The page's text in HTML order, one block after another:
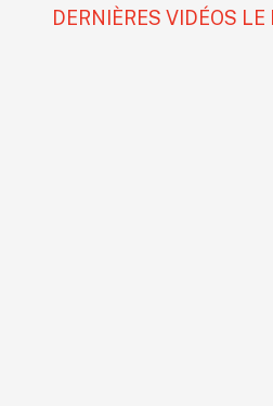
DERNIÈRES VIDÉOS